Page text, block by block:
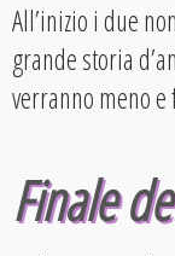
All’inizio i due
grande storia
verranno meno
Finale